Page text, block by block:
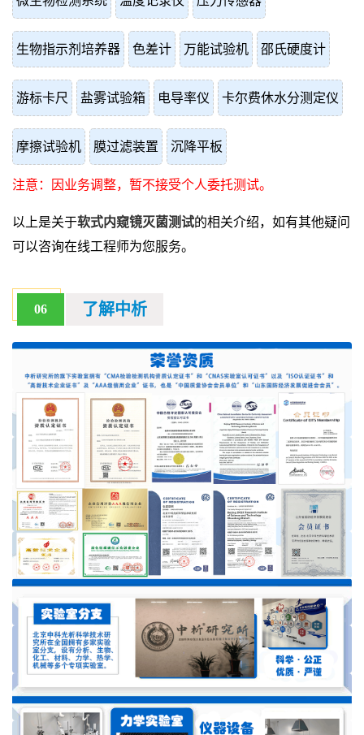
生物指示剂培养器 色差计 万能试验机 邵氏硬度计
游标卡尺 盐雾试验箱 电导率仪 卡尔费休水分测定仪
摩擦试验机 膜过滤装置 沉降平板
注意：因业务调整，暂不接受个人委托测试。
以上是关于软式内窥镜灭菌测试的相关介绍，如有其他疑问
可以咨询在线工程师为您服务。
06 了解中析